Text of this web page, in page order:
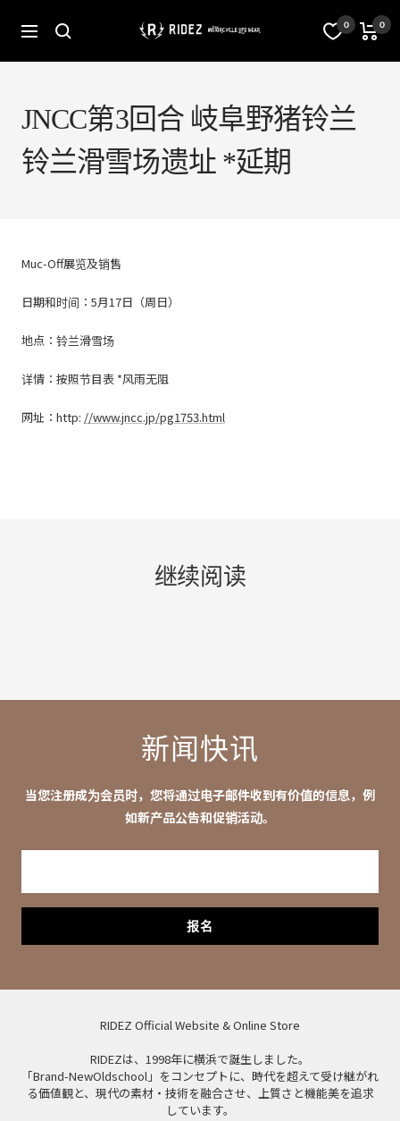
容
导
オ
フ
ィ
ル
ス
ト
ア
RIDEZ
0 0
JNCC第3回合 岐阜野猪铃兰
铃兰滑雪场遗址 *延期
Muc-Off展览及销售
日期和时间：5月17日（周日）
地点：铃兰滑雪场
详情：按照节目表 *风雨无阻
网址：http: //www.jncc.jp/pg1753.html
继续阅读
新闻快讯
当您注册成为会员时，您将通过电子邮件收到有价值的信息，例
如新产品公告和促销活动。
报名
RIDEZ Official Website & Online Store
RIDEZは、1998年に横浜で誕生しました。
「Brand-NewOldschool」をコンセプトに、時代を超えて受け継がれ
る価値観と、現代の素材・技術を融合させ、上質さと機能美を追求
しています。